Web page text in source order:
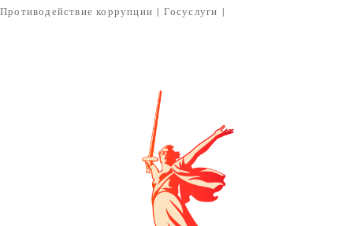
Противодействие коррупции | Госуслуги |